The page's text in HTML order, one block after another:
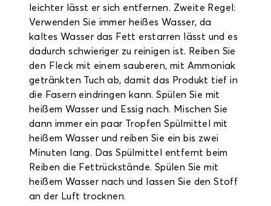
leichter lässt er sich entfernen. Zweite Regel:
Verwenden Sie immer heißes Wasser, da
kaltes Wasser das Fett erstarren lässt und es
dadurch schwieriger zu reinigen ist. Reiben Sie
den Fleck mit einem sauberen, mit Ammoniak
getränkten Tuch ab, damit das Produkt tief in
die Fasern eindringen kann. Spülen Sie mit
heißem Wasser und Essig nach. Mischen Sie
dann immer ein paar Tropfen Spülmittel mit
heißem Wasser und reiben Sie ein bis zwei
Minuten lang. Das Spülmittel entfernt beim
Reiben die Fettrückstände. Spülen Sie mit
heißem Wasser nach und lassen Sie den Stoff
an der Luft trocknen.